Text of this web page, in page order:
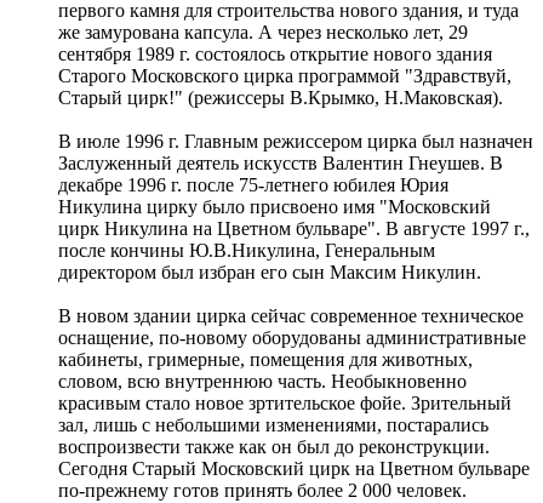
первого камня для строительства нового здания, и туда
же замурована капсула. А через несколько лет, 29
сентября 1989 г. состоялось открытие нового здания
Старого Московского цирка программой "Здравствуй,
Старый цирк!" (режиссеры В.Крымко, Н.Маковская).
В июле 1996 г. Главным режиссером цирка был назначен
Заслуженный деятель искусств Валентин Гнеушев. В
декабре 1996 г. после 75-летнего юбилея Юрия
Никулина цирку было присвоено имя "Московский
цирк Никулина на Цветном бульваре". В августе 1997 г.,
после кончины Ю.В.Никулина, Генеральным
директором был избран его сын Максим Никулин.
В новом здании цирка сейчас современное техническое
оснащение, по-новому оборудованы административные
кабинеты, гримерные, помещения для животных,
словом, всю внутреннюю часть. Необыкновенно
красивым стало новое зртительское фойе. Зрительный
зал, лишь с небольшими изменениями, постарались
воспроизвести также как он был до реконструкции.
Сегодня Старый Московский цирк на Цветном бульваре
по-прежнему готов принять более 2 000 человек.